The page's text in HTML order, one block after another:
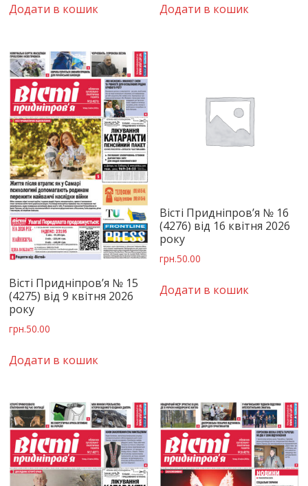
Додати в кошик Додати в кошик
Вісті Придніпров’я № 15
(4275) від 9 квітня 2026
року
грн.50.00
Додати в кошик
Вісті Придніпров’я № 16
(4276) від 16 квітня 2026
року
грн.50.00
Додати в кошик